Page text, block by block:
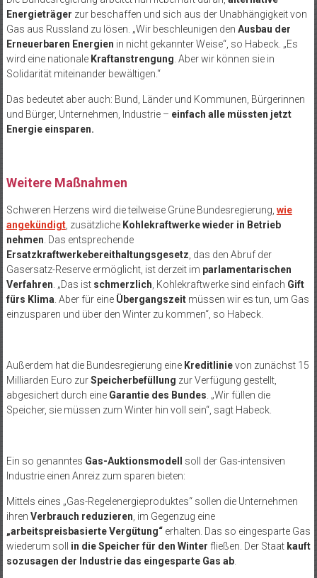
Energieträger zur beschaffen und sich aus der Unabhängigkeit von
Gas aus Russland zu lösen. „Wir beschleunigen den Ausbau der
Erneuerbaren Energien in nicht gekannter Weise“, so Habeck. „Es
wird eine nationale Kraftanstrengung . Aber wir können sie in
Solidarität miteinander bewältigen.“
Das bedeutet aber auch: Bund, Länder und Kommunen, Bürgerinnen
und Bürger, Unternehmen, Industrie – einfach alle müssten jetzt
Energie einsparen.
Weitere Maßnahmen
Schweren Herzens wird die teilweise Grüne Bundesregierung, wie
angekündigt, zusätzliche Kohlekraftwerke wieder in Betrieb
nehmen . Das entsprechende
Ersatzkraftwerkebereithaltungsgesetz , das den Abruf der
Gasersatz-Reserve ermöglicht, ist derzeit im parlamentarischen
Verfahren . „Das istschmerzlich , Kohlekraftwerke sind einfach Gift
fürs Klima . Aber für eine Übergangszeitmüssen wir es tun, um Gas
einzusparen und über den Winter zu kommen“, so Habeck.
Außerdem hat die Bundesregierung eine Kreditlinievon zunächst 15
Milliarden Euro zurSpeicherbefüllung zur Verfügung gestellt,
abgesichert durch eineGarantie des Bundes . „Wir füllen die
Speicher, sie müssen zum Winter hin voll sein“, sagt Habeck.
Ein so genanntes Gas-Auktionsmodell
soll der Gas-intensiven
Industrie einen Anreiz zum sparen bieten:
Mittels eines „Gas-Regelenergieproduktes“ sollen die Unternehmen
ihren Verbrauch reduzieren , im Gegenzug eine
„arbeitspreisbasierte Vergütung“erhalten. Das so eingesparte Gas
wiederum soll in die Speicher für den Winter fließen. Der Staat kauft
sozusagen der Industrie das eingesparte Gas ab.